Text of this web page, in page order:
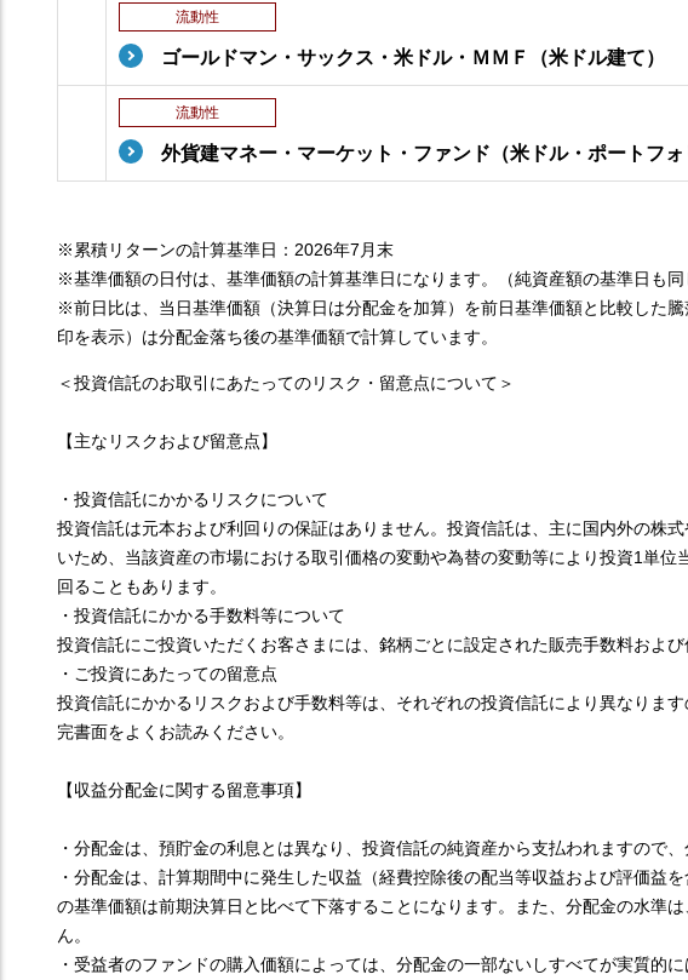
流動性
ゴールドマン・サックス・米ドル・ＭＭＦ（米ドル建て）
流動性
外貨建マネー・マーケット・ファンド（米ドル・ポートフォ
※累積リターンの計算基準日：2026年7月末
※基準価額の日付は、基準価額の計算基準日になります。（純資産額の基準日も同
※前日比は、当日基準価額（決算日は分配金を加算）を前日基準価額と比較した
印を表示）は分配金落ち後の基準価額で計算しています。
＜投資信託のお取引にあたってのリスク・留意点について＞
【主なリスクおよび留意点】
・投資信託にかかるリスクについて
投資信託は元本および利回りの保証はありません。投資信託は、主に国内外の株
いため、当該資産の市場における取引価格の変動や為替の変動等により投資1単
回ることもあります。
・投資信託にかかる手数料等について
投資信託にご投資いただくお客さまには、銘柄ごとに設定された販売手数料およ
・ご投資にあたっての留意点
投資信託にかかるリスクおよび手数料等は、それぞれの投資信託により異なりま
完書面をよくお読みください。
【収益分配金に関する留意事項】
・分配金は、預貯金の利息とは異なり、投資信託の純資産から支払われますので
・分配金は、計算期間中に発生した収益（経費控除後の配当等収益および評価益
の基準価額は前期決算日と比べて下落することになります。また、分配金の水準
ん。
・受益者のファンドの購入価額によっては、分配金の一部ないしすべてが実質的